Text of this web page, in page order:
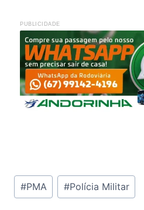
PUBLICIDADE
Tags
do
#PMA #Polícia Militar